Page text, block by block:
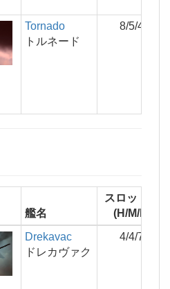
Tornado
トルネード
8/5/4
艦名
スロット数
(H/M/L)
Drekavac
ドレカヴァク
4/4/7